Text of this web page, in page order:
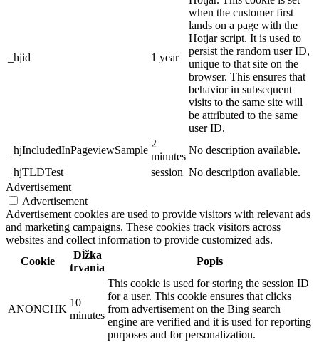
_hjid 1 year
when the customer first
lands on a page with the
Hotjar script. It is used to
persist the random user ID,
unique to that site on the
browser. This ensures that
behavior in subsequent
visits to the same site will
be attributed to the same
user ID.
_hjIncludedInPageviewSample
2
minutes
No description available.
_hjTLDTest
session No description available.
Advertisement
Advertisement
Advertisement cookies are used to provide visitors with relevant ads
and marketing campaigns. These cookies track visitors across
websites and collect information to provide customized ads.
Cookie
Dĺžka
trvania
Popis
ANONCHK
10
minutes
This cookie is used for storing the session ID
for a user. This cookie ensures that clicks
from advertisement on the Bing search
engine are verified and it is used for reporting
purposes and for personalization.